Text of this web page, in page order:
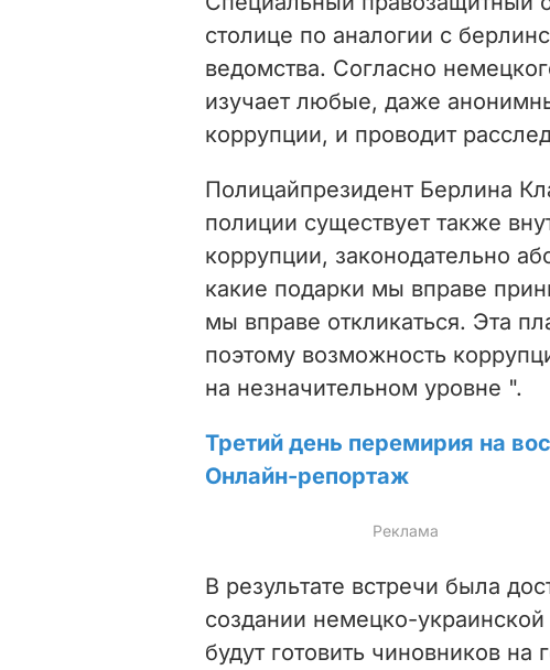
столице по аналогии с
ведомства. Согласно
изучает любые, даже
коррупции, и проводит
Полицайпрезидент Берлина
полиции существует также
коррупции, законодательно
какие подарки мы вправе
мы вправе откликаться. Эта
поэтому возможность
на незначительном уровне ".
Третий день перемирия на
Онлайн-репортаж
В результате встречи была
создании немецко-
будут готовить чиновников